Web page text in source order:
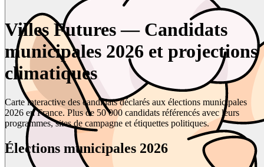
Villes Futures — Candidats
municipales 2026 et projections
climatiques
Carte interactive des candidats déclarés aux élections municipales
2026 en France. Plus de 50 000 candidats référencés avec leurs
programmes, sites de campagne et étiquettes politiques.
Élections municipales 2026